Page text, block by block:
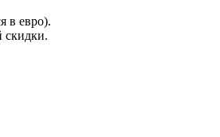
в евро).
скидки.